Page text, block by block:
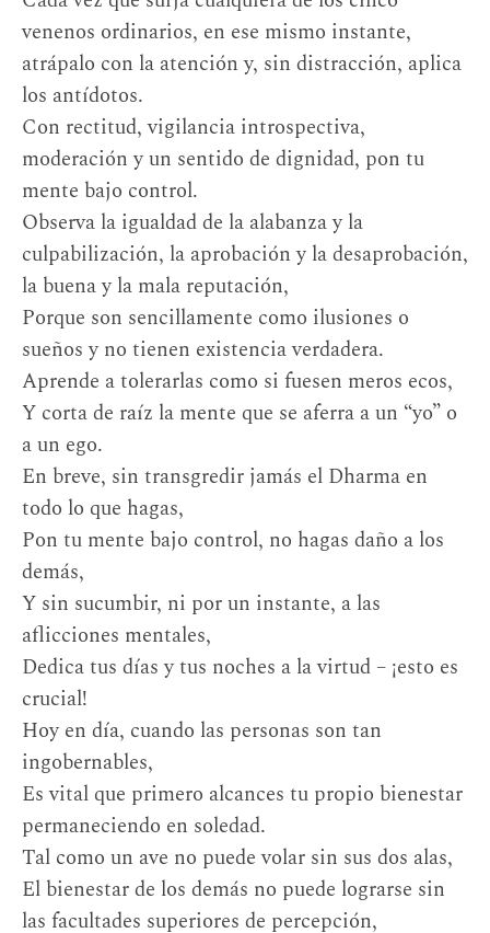
venenos ordinarios, en ese mismo instante,
atrápalo con la atención y, sin distracción, aplica
los antídotos.
Con rectitud, vigilancia introspectiva,
moderación y un sentido de dignidad, pon tu
mente bajo control.
Observa la igualdad de la alabanza y la
culpabilización, la aprobación y la desaprobación,
la buena y la mala reputación,
Porque son sencillamente como ilusiones o
sueños y no tienen existencia verdadera.
Aprende a tolerarlas como si fuesen meros ecos,
Y corta de raíz la mente que se aferra a un “yo” o
a un ego.
En breve, sin transgredir jamás el Dharma en
todo lo que hagas,
Pon tu mente bajo control, no hagas daño a los
demás,
Y sin sucumbir, ni por un instante, a las
aflicciones mentales,
Dedica tus días y tus noches a la virtud – ¡esto es
crucial!
Hoy en día, cuando las personas son tan
ingobernables,
Es vital que primero alcances tu propio bienestar
permaneciendo en soledad.
Tal como un ave no puede volar sin sus dos alas,
El bienestar de los demás no puede lograrse sin
las facultades superiores de percepción,